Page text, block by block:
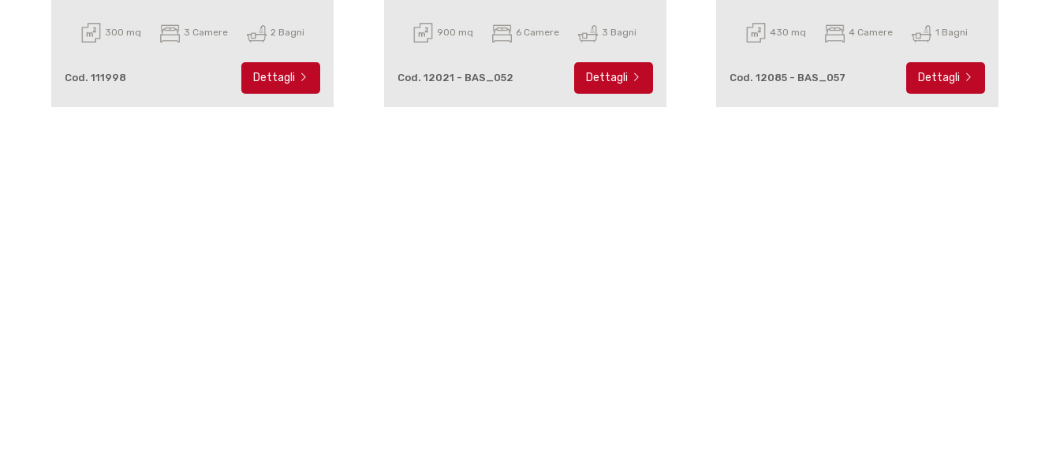
300 mq 3 Camere 2 Bagni
Cod. 111998 Dettagli
900 mq 6 Camere 3 Bagni
Cod. 12021 - BAS_052 Dettagli
430 mq 4 Camere 1 Bagni
Cod. 12085 - BAS_057 Dettagli